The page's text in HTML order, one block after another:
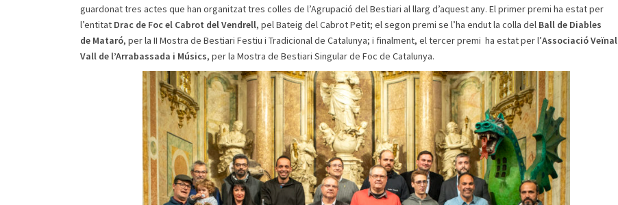
guardonat tres actes que han organitzat tres colles de l’Agrupació del Bestiari al llarg d’aquest any. El primer premi ha estat per
l’entitat Drac de Foc el Cabrot del Vendrell, pel Bateig del Cabrot Petit; el segon premi se l’ha endut la colla del Ball de Diables
de Mataró, per la II Mostra de Bestiari Festiu i Tradicional de Catalunya; i finalment, el tercer premi ha estat per l’Associació Veïnal
Vall de l’Arrabassada i Músics, per la Mostra de Bestiari Singular de Foc de Catalunya.